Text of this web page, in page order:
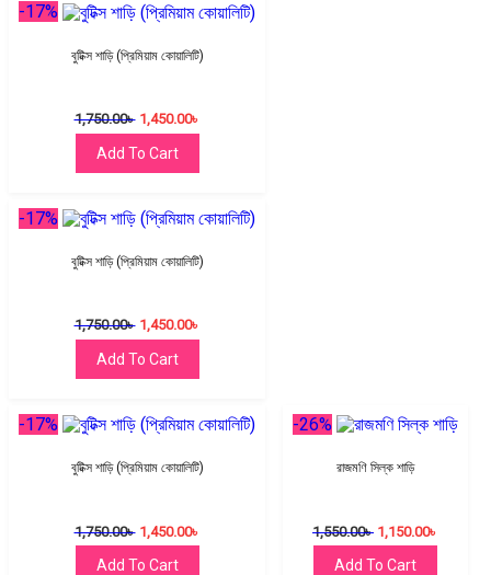
-17%
বুটিক্স শাড়ি (প্রিমিয়াম কোয়ালিটি)
1,750.00৳ 1,450.00৳
Add To Cart
-17%
বুটিক্স শাড়ি (প্রিমিয়াম কোয়ালিটি)
1,750.00৳ 1,450.00৳
Add To Cart
-17%
বুটিক্স শাড়ি (প্রিমিয়াম কোয়ালিটি)
1,750.00৳ 1,450.00৳
Add To Cart
-26%
রাজমণি সিল্ক শাড়ি
1,550.00৳ 1,150.00৳
Add To Cart